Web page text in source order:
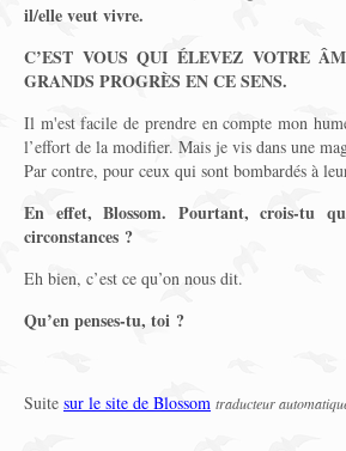
il/elle veut vivre.
C’EST VOUS QUI ÉLEVEZ VOTRE
GRANDS PROGRÈS EN CE SENS.
Il m'est facile de prendre en compte mon
l’effort de la modifier. Mais je vis dans une
Par contre, pour ceux qui sont bombardés à
En effet, Blossom. Pourtant, crois-tu
circonstances ?
Eh bien, c’est ce qu’on nous dit.
Qu’en penses-tu, toi ?
Suite sur le site de Blossom traducteur